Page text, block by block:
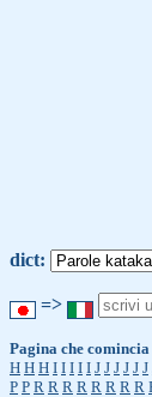
dict:
=>
Pagina che
H H H I I I I I J J J J J J
P P R R R R R R R R